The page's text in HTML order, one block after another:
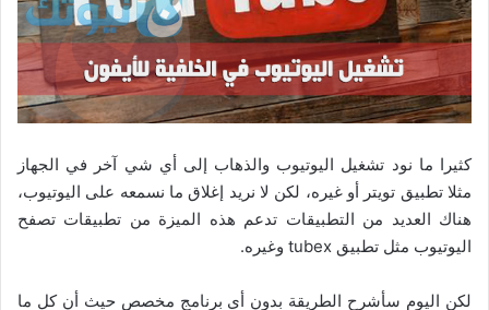
كثيرا ما نود تشغيل اليوتيوب والذهاب إلى أي شي آخر في الجهاز
مثلا تطبيق تويتر أو غيره، لكن لا نريد إغلاق ما نسمعه على اليوتيوب،
هناك العديد من التطبيقات تدعم هذه الميزة من تطبيقات تصفح
اليوتيوب مثل تطبيق tubex وغيره.
لكن اليوم سأشرح الطريقة بدون أي برنامج مخصص حيث أن كل ما